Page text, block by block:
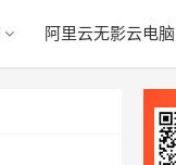
阿里云无影云电脑